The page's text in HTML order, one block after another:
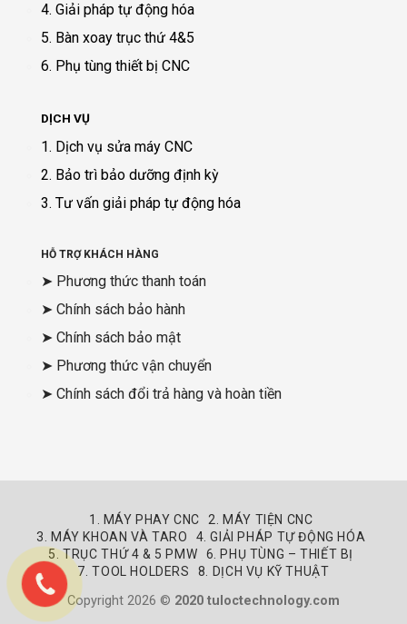
4. Giải pháp tự động hóa
5. Bàn xoay trục thứ 4&5
6. Phụ tùng thiết bị CNC
DỊCH VỤ
1. Dịch vụ sửa máy CNC
2. Bảo trì bảo dưỡng định kỳ
3. Tư vấn giải pháp tự động hóa
HỖ TRỢ KHÁCH HÀNG
➤ Phương thức thanh toán
➤ Chính sách bảo hành
➤ Chính sách bảo mật
➤ Phương thức vận chuyển
➤ Chính sách đổi trả hàng và hoàn tiền
1. MÁY PHAY CNC
2. MÁY TIỆN CNC
3. MÁY KHOAN VÀ TARO
4. GIẢI PHÁP TỰ ĐỘNG HÓA
5. TRỤC THỨ 4 & 5 PMW
6. PHỤ TÙNG – THIẾT BỊ
7. TOOL HOLDERS
8. DỊCH VỤ KỸ THUẬT
Copyright 2026 © 2020 tuloctechnology.com